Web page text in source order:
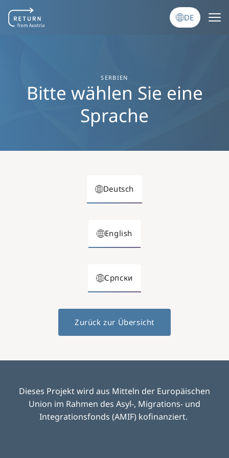
DE
SERBIEN
Bitte wählen Sie eine
Sprache
Deutsch
English
Српски
Zurück zur Übersicht
Dieses Projekt wird aus Mitteln der Europäischen
Union im Rahmen des Asyl-, Migrations- und
Integrationsfonds (AMIF) kofinanziert.